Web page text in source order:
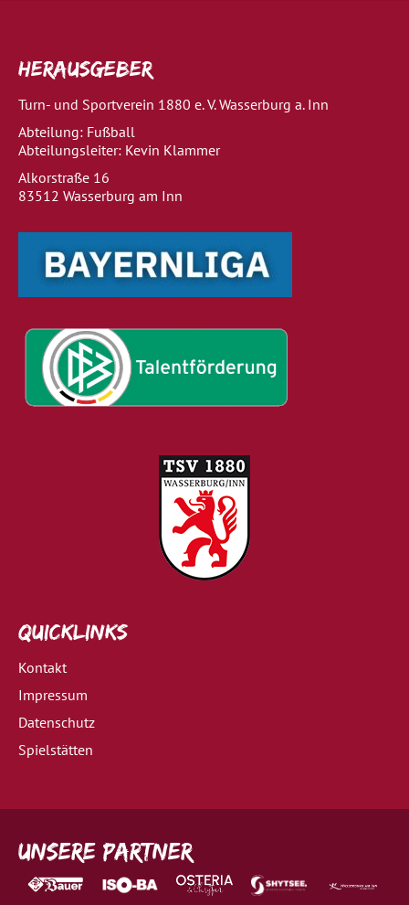
Herausgeber
Turn- und Sportverein 1880 e. V. Wasserburg a. Inn
Abteilung: Fußball
Abteilungsleiter: Kevin Klammer
Alkorstraße 16
83512 Wasserburg am Inn
Quicklinks
Kontakt
Impressum
Datenschutz
Spielstätten
Unsere Partner